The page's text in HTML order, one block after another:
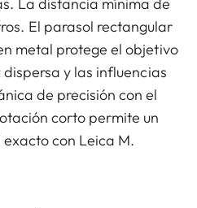
El parasol rectangular
metal protege el objetivo
y las influencias
de precisión con el
corto permite un
con Leica M.